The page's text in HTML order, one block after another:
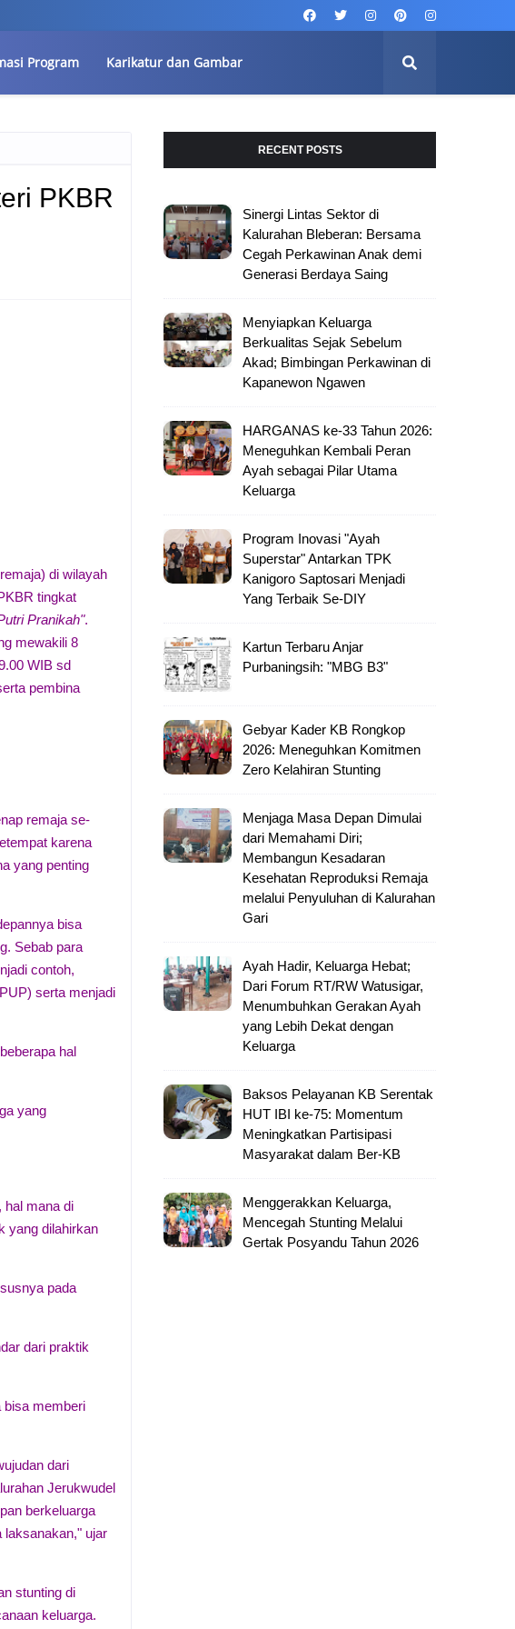
Program Karikatur dan Gambar
PKBR
di wilayah
tingkat
Pranikah".
mewakili 8
WIB sd
pembina
remaja se-
karena
yang penting
bisa
Sebab para
contoh,
serta menjadi
hal
yang
hal mana di
yang dilahirkan
pada
dari praktik
bisa memberi
dari
Jerukwudel
berkeluarga
laksanakan," ujar
stunting di
keluarga.
RECENT POSTS
Sinergi Lintas Sektor di
Kalurahan Bleberan: Bersama
Cegah Perkawinan Anak demi
Generasi Berdaya Saing
Menyiapkan Keluarga
Berkualitas Sejak Sebelum
Akad; Bimbingan Perkawinan di
Kapanewon Ngawen
HARGANAS ke-33 Tahun 2026:
Meneguhkan Kembali Peran
Ayah sebagai Pilar Utama
Keluarga
Program Inovasi "Ayah
Superstar" Antarkan TPK
Kanigoro Saptosari Menjadi
Yang Terbaik Se-DIY
Kartun Terbaru Anjar
Purbaningsih: "MBG B3"
Gebyar Kader KB Rongkop
2026: Meneguhkan Komitmen
Zero Kelahiran Stunting
Menjaga Masa Depan Dimulai
dari Memahami Diri;
Membangun Kesadaran
Kesehatan Reproduksi Remaja
melalui Penyuluhan di Kalurahan
Gari
Ayah Hadir, Keluarga Hebat;
Dari Forum RT/RW Watusigar,
Menumbuhkan Gerakan Ayah
yang Lebih Dekat dengan
Keluarga
Baksos Pelayanan KB Serentak
HUT IBI ke-75: Momentum
Meningkatkan Partisipasi
Masyarakat dalam Ber-KB
Menggerakkan Keluarga,
Mencegah Stunting Melalui
Gertak Posyandu Tahun 2026